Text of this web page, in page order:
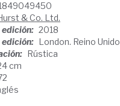
& Co. Ltd.
edición: 2018
edición: London. Reino Unido
Rústica
cm